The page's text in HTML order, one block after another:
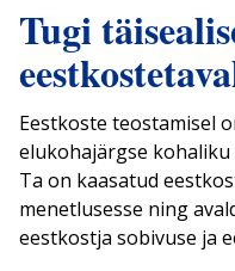
Tugi
Eestkoste teostamisel
elukohajärgse
Ta on kaasatud
menetlusesse ning
eestkostja sobivuse ja